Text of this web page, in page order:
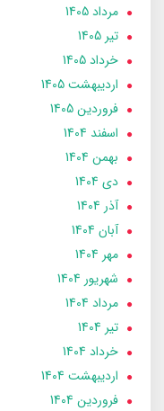
مرداد 1405
تير 1405
خرداد 1405
ارديبهشت 1405
فروردین 1405
اسفند 1404
بهمن 1404
دی 1404
آذر 1404
آبان 1404
مهر 1404
شهریور 1404
مرداد 1404
تير 1404
خرداد 1404
ارديبهشت 1404
فروردین 1404